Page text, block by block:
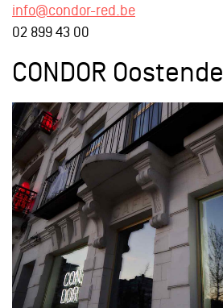
info@condor-red.be
02 899 43 00
CONDOR Oostende